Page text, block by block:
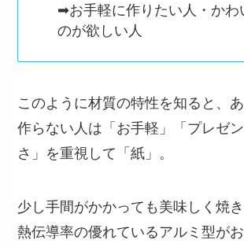
➡︎お手軽に作りたい人・かわ
のが欲しい人
このように材質の特性を知ると、
作らない人は「お手軽」「プレゼ
さ」を重視して「紙」。
少し手間がかかっても美味しく焼き
熱伝導率の優れているアルミ型が